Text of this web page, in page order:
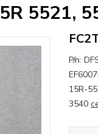
5521,
P/n:
15R-
3540